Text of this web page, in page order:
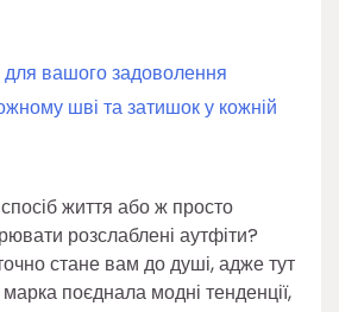
вашого задоволення
шві та затишок у кожній
життя або ж просто
розслаблені аутфіти?
стане вам до душі, адже тут
поєднала модні тенденції,